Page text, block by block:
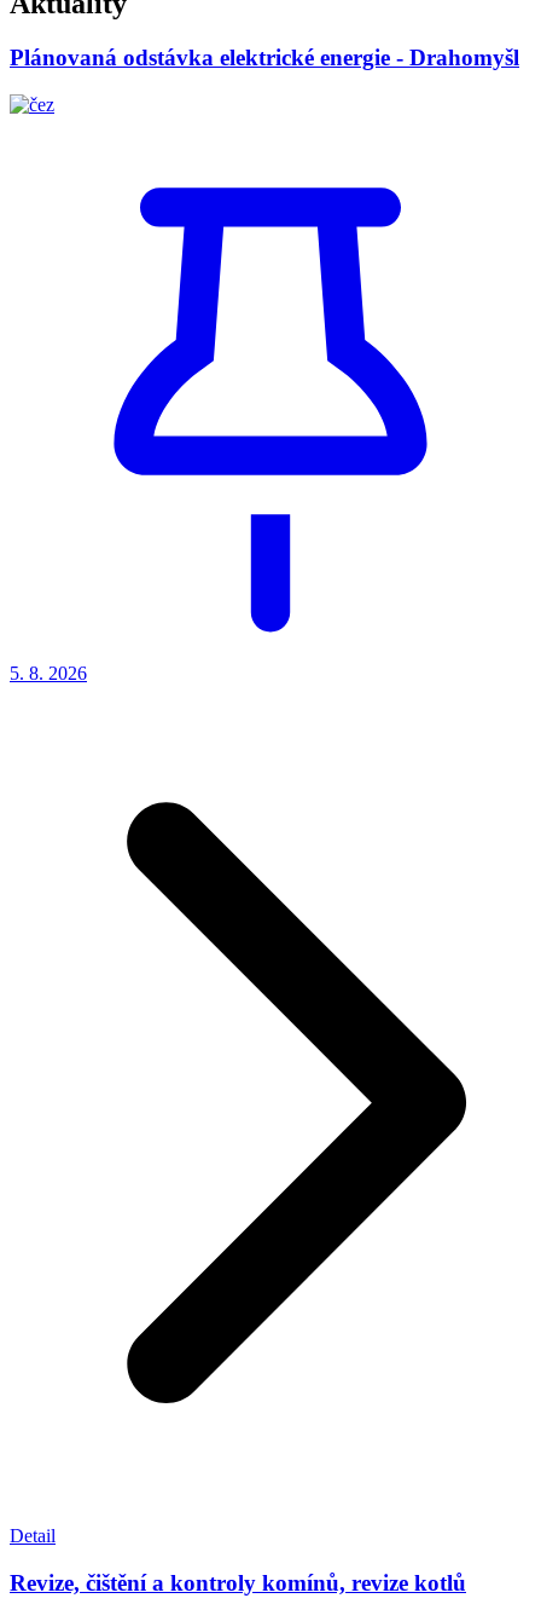
Plánovaná odstávka elektrické energie - Drahomyšl
5. 8. 2026
Detail
Revize, čištění a kontroly komínů, revize kotlů